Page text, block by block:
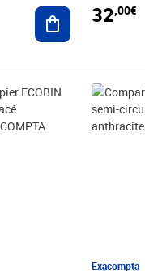
Ajouter au
32,00€
Exacompta
Prix